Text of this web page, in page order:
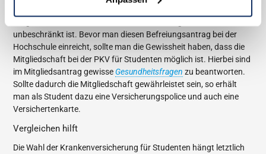
unbeschränkt ist. Bevor man diesen Befreiungsantrag bei der
Hochschule einreicht, sollte man die Gewissheit haben, dass die
Mitgliedschaft bei der PKV für Studenten möglich ist. Hierbei sind
im Mitgliedsantrag gewisse Gesundheitsfragen zu beantworten.
Sollte dadurch die Mitgliedschaft gewährleistet sein, so erhält
man als Student dazu eine Versicherungspolice und auch eine
Versichertenkarte.
Vergleichen hilft
Die Wahl der Krankenversicherung für Studenten hängt letztlich